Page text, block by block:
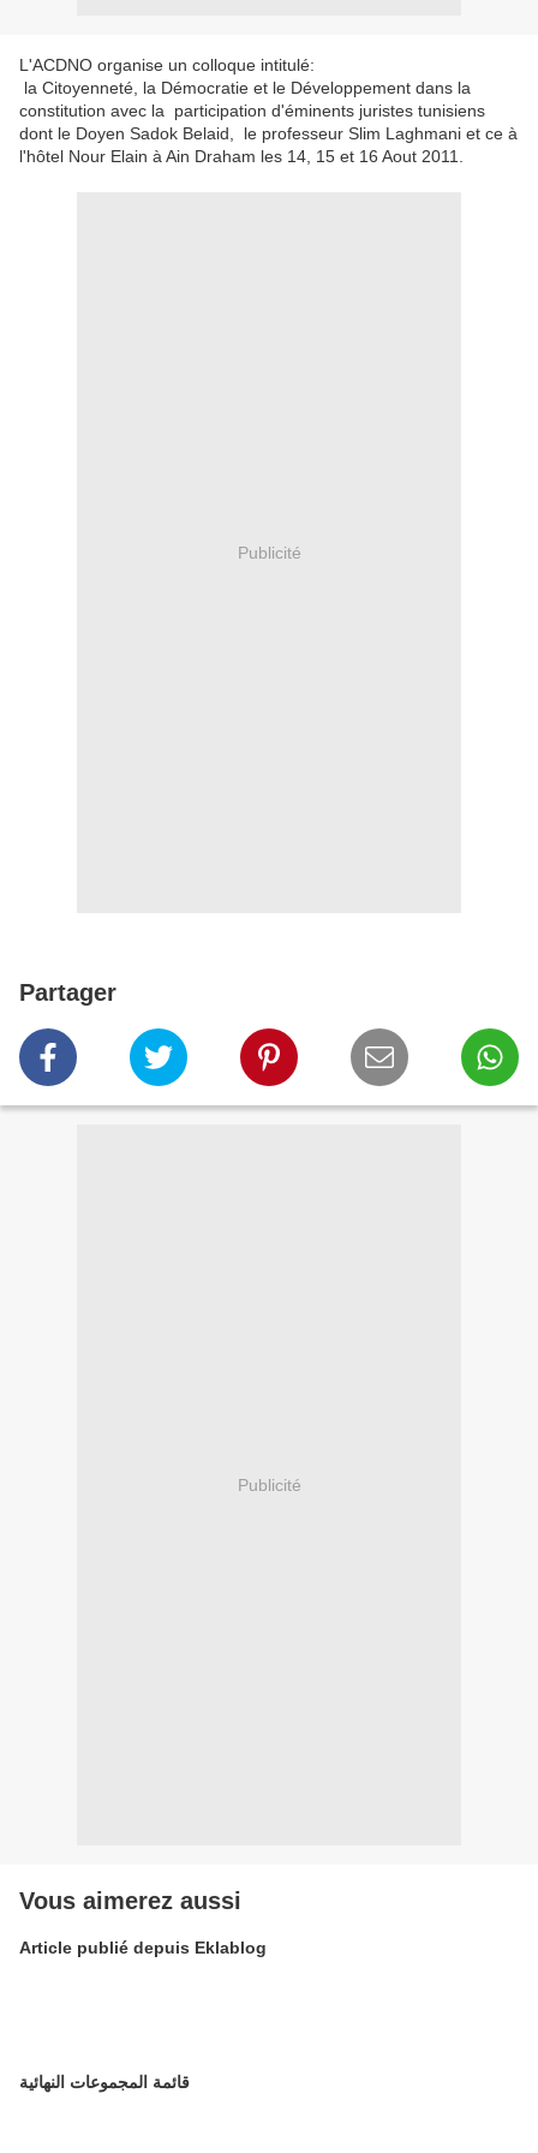
L'ACDNO organise un colloque intitulé:
la Citoyenneté, la Démocratie et le Développement dans la
constitution avec la participation d'éminents juristes tunisiens
dont le Doyen Sadok Belaid, le professeur Slim Laghmani et ce à
l'hôtel Nour Elain à Ain Draham les 14, 15 et 16 Aout 2011.
Publicité
Partager
Publicité
Vous aimerez aussi
Article publié depuis Eklablog
قائمة المجموعات النهائية